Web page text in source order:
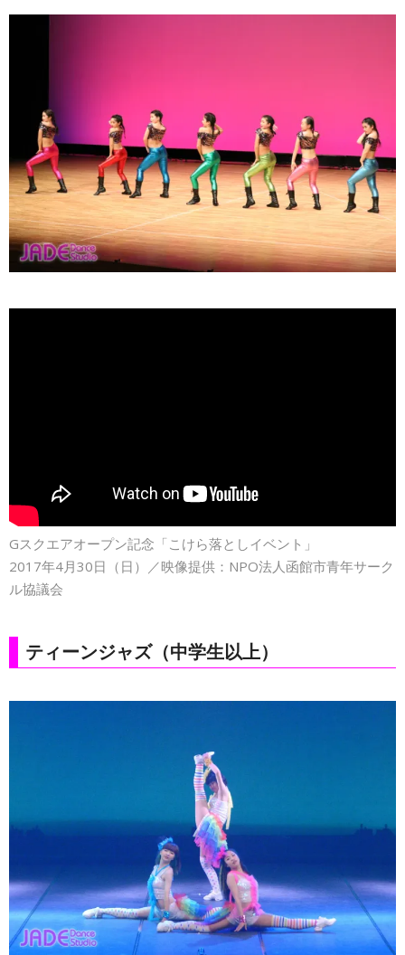
Gスクエアオープン記念「こけら落としイベント」
2017年4月30日（日）／映像提供：NPO法人函館市青年サーク
ル協議会
ティーンジャズ（中学生以上）